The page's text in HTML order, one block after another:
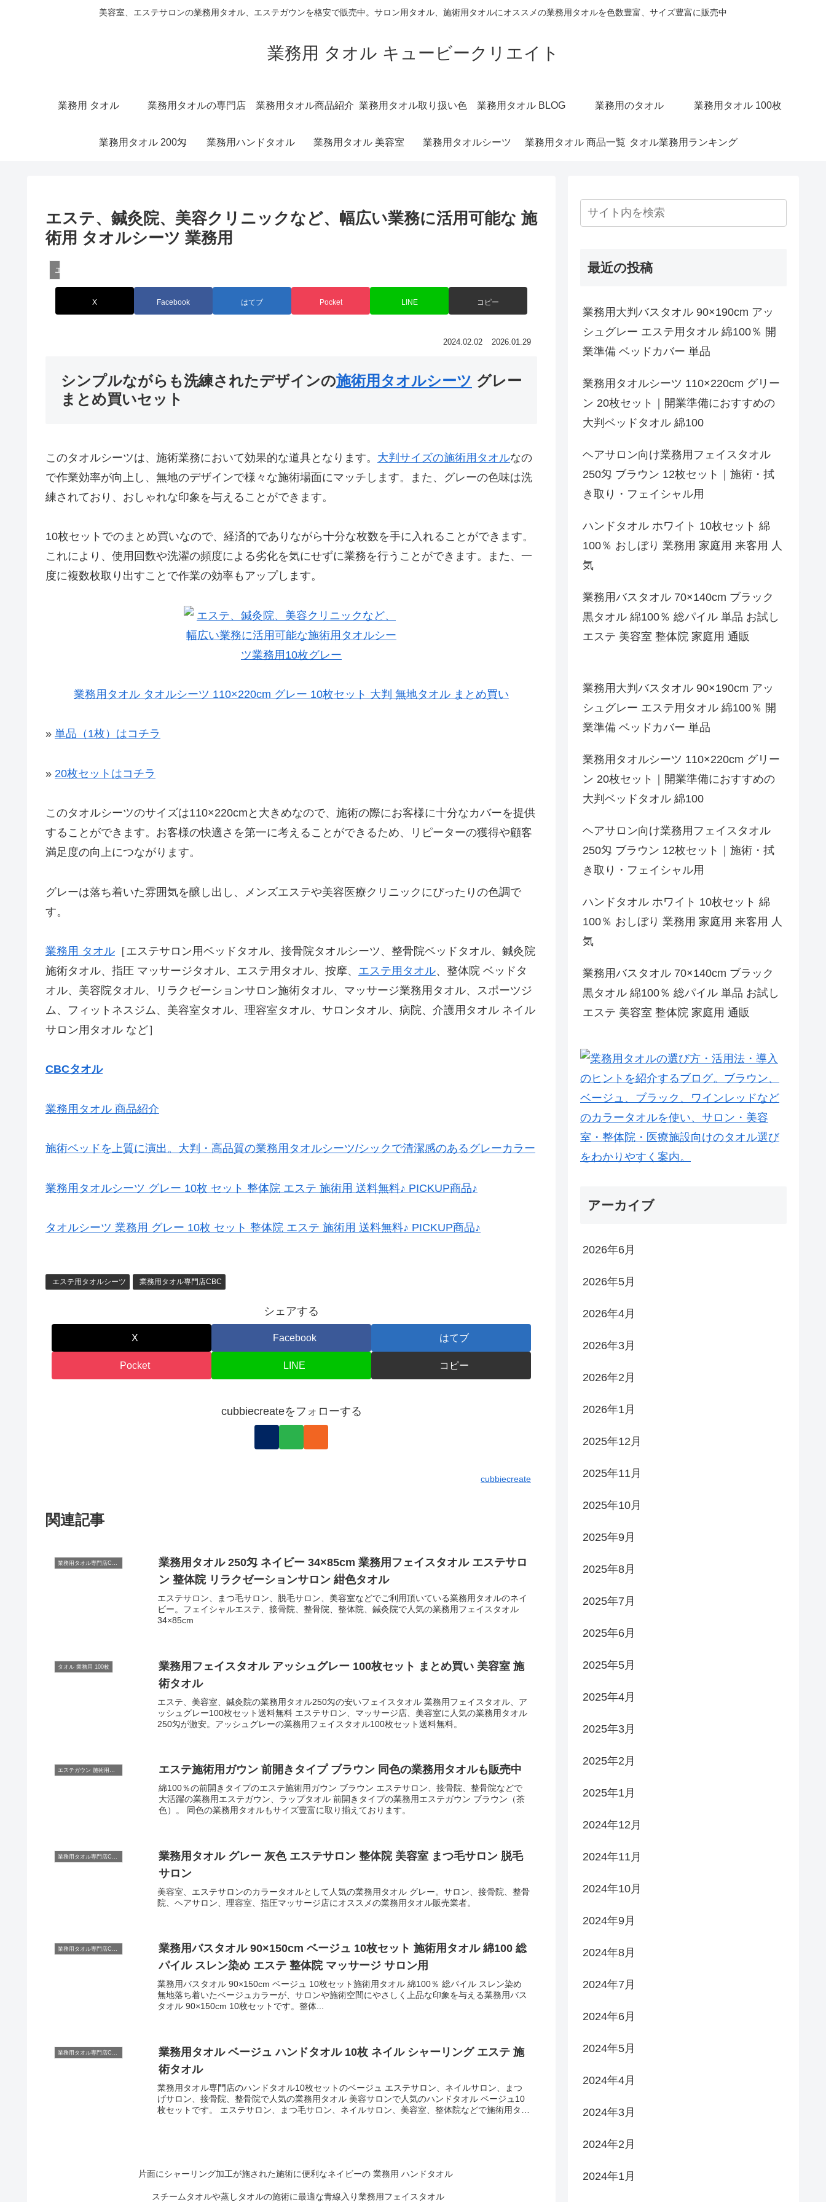
美容室、エステサロンの業務用タオル、エステガウンを格安で販売中。サロン用タオル、施術用タオルにオススメの業務用タオルを色数豊富、サイズ豊富に販売中
業務用 タオル キュービークリエイト
業務用 タオル 業務用タオルの専門店 業務用タオル商品紹介 業務用タオル取り扱い色 業務用タオル BLOG 業務用のタオル 業務用タオル 100枚
業務用タオル 200匁 業務用ハンドタオル 業務用タオル 美容室 業務用タオルシーツ 業務用タオル 商品一覧 タオル業務用ランキング
エステ、鍼灸院、美容クリニックなど、幅広い業務に活用可能な 施
術用 タオルシーツ 業務用
エステ用タオルシーツ
X Facebook はてブ Pocket LINE コピー
2024.02.02 2026.01.29
シンプルながらも洗練されたデザインの施術用タオルシーツ グレー
まとめ買いセット
このタオルシーツは、施術業務において効果的な道具となります。 大判サイズの施術用タオルなの
で作業効率が向上し、無地のデザインで様々な施術場面にマッチします。また、グレーの色味は洗
練されており、おしゃれな印象を与えることができます。
10枚セットでのまとめ買いなので、経済的でありながら十分な枚数を手に入れることができます。
これにより、使用回数や洗濯の頻度による劣化を気にせずに業務を行うことができます。また、一
度に複数枚取り出すことで作業の効率もアップします。
業務用タオル タオルシーツ 110×220cm グレー 10枚セット 大判 無地タオル まとめ買い
» 単品（1枚）はコチラ
» 20枚セットはコチラ
このタオルシーツのサイズは110×220cmと大きめなので、施術の際にお客様に十分なカバーを提供
することができます。お客様の快適さを第一に考えることができるため、リピーターの獲得や顧客
満足度の向上につながります。
グレーは落ち着いた雰囲気を醸し出し、メンズエステや美容医療クリニックにぴったりの色調で
す。
業務用 タオル ［エステサロン用ベッドタオル、接骨院タオルシーツ、整骨院ベッドタオル、鍼灸院
施術タオル、指圧 マッサージタオル、エステ用タオル、按摩、 エステ用タオル、整体院 ベッドタ
オル、美容院タオル、リラクゼーションサロン施術タオル、マッサージ業務用タオル、スポーツジ
ム、フィットネスジム、美容室タオル、理容室タオル、サロンタオル、病院、介護用タオル ネイル
サロン用タオル など］
CBCタオル
業務用タオル 商品紹介
施術ベッドを上質に演出。大判・高品質の業務用タオルシーツ/シックで清潔感のあるグレーカラー
業務用タオルシーツ グレー 10枚 セット 整体院 エステ 施術用 送料無料♪ PICKUP商品♪
タオルシーツ 業務用 グレー 10枚 セット 整体院 エステ 施術用 送料無料♪ PICKUP商品♪
エステ用タオルシーツ 業務用タオル専門店CBC
シェアする
X Facebook はてブ
Pocket LINE コピー
cubbiecreateをフォローする
cubbiecreate
関連記事
業務用タオル専門店CBC
業務用タオル 250匁 ネイビー 34×85cm 業務用フェイスタオル エステサロ
ン 整体院 リラクゼーションサロン 紺色タオル
エステサロン、まつ毛サロン、脱毛サロン、美容室などでご利用頂いている業務用タオルのネイ
ビー。フェイシャルエステ、接骨院、整骨院、整体院、鍼灸院で人気の業務用フェイスタオル
34×85cm
タオル 業務用 100枚
業務用フェイスタオル アッシュグレー 100枚セット まとめ買い 美容室 施
術タオル
エステ、美容室、鍼灸院の業務用タオル250匁の安いフェイスタオル 業務用フェイスタオル、ア
ッシュグレー100枚セット送料無料 エステサロン、マッサージ店、美容室に人気の業務用タオル
250匁が激安。アッシュグレーの業務用フェイスタオル100枚セット送料無料。
エステガウン 施術用ガウン ラップタオル エステ施術用ガウン 前開きタイプ ブラウン 同色の業務用タオルも販売中
綿100％の前開きタイプのエステ施術用ガウン ブラウン エステサロン、接骨院、整骨院などで
大活躍の業務用エステガウン、ラップタオル 前開きタイプの業務用エステガウン ブラウン（茶
色）。 同色の業務用タオルもサイズ豊富に取り揃えております。
業務用タオル グレー 灰色 エステサロン 整体院 美容室 まつ毛サロン 脱毛
サロン
美容室、エステサロンのカラータオルとして人気の業務用タオル グレー。サロン、接骨院、整骨
院、ヘアサロン、理容室、指圧マッサージ店にオススメの業務用タオル販売業者。
業務用タオル専門店CBC
業務用バスタオル 90×150cm ベージュ 10枚セット 施術用タオル 綿100 総
パイル スレン染め エステ 整体院 マッサージ サロン用
業務用バスタオル 90×150cm ベージュ 10枚セット施術用タオル 綿100％ 総パイル スレン染め
無地落ち着いたベージュカラーが、サロンや施術空間にやさしく上品な印象を与える業務用バス
タオル 90×150cm 10枚セットです。整体...
業務用タオル ベージュ ハンドタオル 10枚 ネイル シャーリング エステ 施
術タオル
業務用タオル専門店のハンドタオル10枚セットのベージュ エステサロン、ネイルサロン、まつ
げサロン、接骨院、整骨院で人気の業務用タオル 美容サロンで人気のハンドタオル ベージュ10
枚セットです。 エステサロン、まつ毛サロン、ネイルサロン、美容室、整体院などで施術用タオ
片面にシャーリング加工が施された施術に便利なネイビーの 業務用 ハンドタオル
スチームタオルや蒸しタオルの施術に最適な青線入り業務用フェイスタオル
最近の投稿
業務用大判バスタオル 90×190cm アッ
シュグレー エステ用タオル 綿100％ 開
業準備 ベッドカバー 単品
業務用タオルシーツ 110×220cm グリー
ン 20枚セット｜開業準備におすすめの
大判ベッドタオル 綿100
ヘアサロン向け業務用フェイスタオル
250匁 ブラウン 12枚セット｜施術・拭
き取り・フェイシャル用
ハンドタオル ホワイト 10枚セット 綿
100％ おしぼり 業務用 家庭用 来客用 人
気
業務用バスタオル 70×140cm ブラック
黒タオル 綿100％ 総パイル 単品 お試し
エステ 美容室 整体院 家庭用 通販
業務用大判バスタオル 90×190cm アッ
シュグレー エステ用タオル 綿100％ 開
業準備 ベッドカバー 単品
業務用タオルシーツ 110×220cm グリー
ン 20枚セット｜開業準備におすすめの
大判ベッドタオル 綿100
ヘアサロン向け業務用フェイスタオル
250匁 ブラウン 12枚セット｜施術・拭
き取り・フェイシャル用
ハンドタオル ホワイト 10枚セット 綿
100％ おしぼり 業務用 家庭用 来客用 人
気
業務用バスタオル 70×140cm ブラック
黒タオル 綿100％ 総パイル 単品 お試し
エステ 美容室 整体院 家庭用 通販
アーカイブ
2026年6月
2026年5月
2026年4月
2026年3月
2026年2月
2026年1月
2025年12月
2025年11月
2025年10月
2025年9月
2025年8月
2025年7月
2025年6月
2025年5月
2025年4月
2025年3月
2025年2月
2025年1月
2024年12月
2024年11月
2024年10月
2024年9月
2024年8月
2024年7月
2024年6月
2024年5月
2024年4月
2024年3月
2024年2月
2024年1月